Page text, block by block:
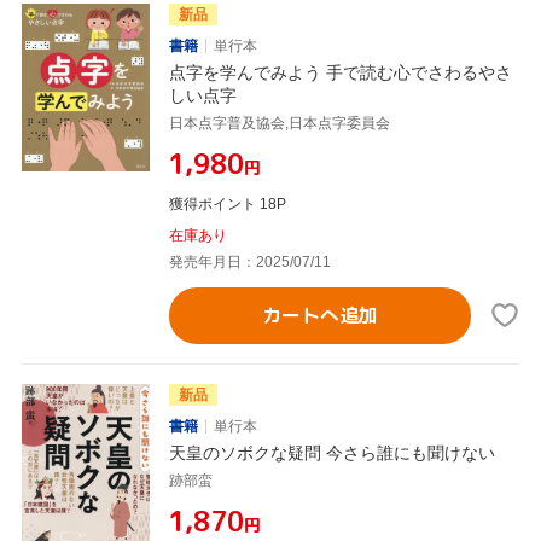
新品
書籍
単行本
点字を学んでみよう 手で読む心でさわるやさ
しい点字
日本点字普及協会,日本点字委員会
¥1,980円
獲得ポイント 18P
在庫あり
発売年月日：2025/07/11
カートへ追加
新品
書籍
単行本
天皇のソボクな疑問 今さら誰にも聞けない
跡部蛮
¥1,870円